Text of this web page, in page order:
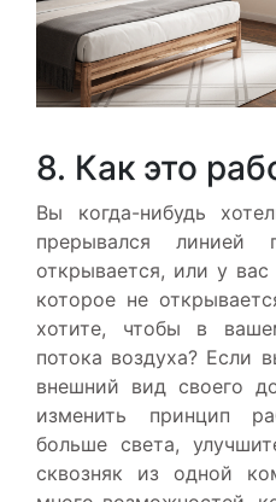
8. Как это
Вы когда-нибудь
прерывался линией
открывается, или у
которое не
хотите, чтобы в
потока воздуха? Если
внешний вид своего
изменить принцип
больше света,
сквозняк из одной